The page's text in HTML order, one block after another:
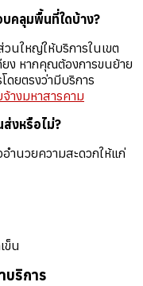
บคลุมพื้นที่ใดบ้าง?
วนใหญ่ให้บริการในเขต
ง หากคุณต้องการขนย้าย
ดยตรงว่ามีบริการ
างมหาสารคาม
งหรือไม่?
ำนวยความสะดวกให้แก่
ข็น
บริการ